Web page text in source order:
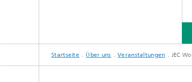
FORSCHUNGSSCHWERPUNKTE
ANWENDUNGEN
Startseite Über uns Veranstaltungen JEC